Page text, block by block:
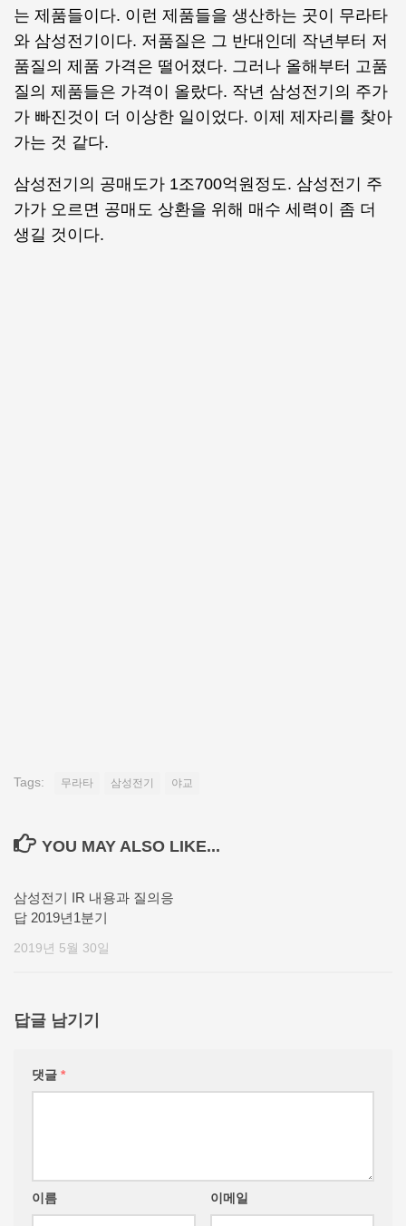
는 제품들이다. 이런 제품들을 생산하는 곳이 무라타
와 삼성전기이다. 저품질은 그 반대인데 작년부터 저
품질의 제품 가격은 떨어졌다. 그러나 올해부터 고품
질의 제품들은 가격이 올랐다. 작년 삼성전기의 주가
가 빠진것이 더 이상한 일이었다. 이제 제자리를 찾아
가는 것 같다.
삼성전기의 공매도가 1조700억원정도. 삼성전기 주
가가 오르면 공매도 상환을 위해 매수 세력이 좀 더
생길 것이다.
Tags: 무라타 삼성전기 야교
YOU MAY ALSO LIKE...
삼성전기 IR 내용과 질의응
답 2019년1분기
2019년 5월 30일
답글 남기기
댓글 *
이름 이메일